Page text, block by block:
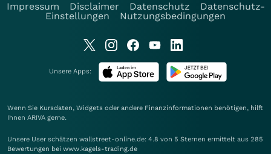
Impressum
Disclaimer Datenschutz
Datenschutz-
Einstellungen
Nutzungsbedingungen
Unsere Apps:
Wenn Sie Kursdaten, Widgets oder andere Finanzinformationen benötigen, hilft
Ihnen ARIVA gerne.
Unsere User schätzen wallstreet-online.de: 4.8 von 5 Sternen ermittelt aus 285
Bewertungen bei www.kagels-trading.de